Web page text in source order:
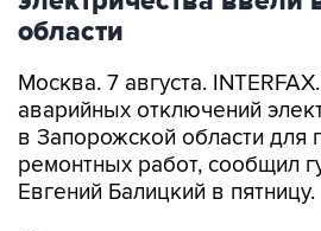
Москва. 7 августа.
в Запорожской области для
ремонтных работ, сообщил
Евгений Балицкий в пятницу.
"Для проведения ремонтных